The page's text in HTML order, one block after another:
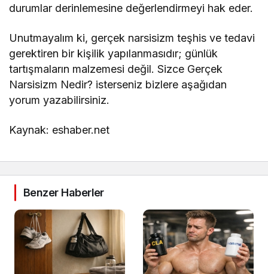
durumlar derinlemesine değerlendirmeyi hak eder.
Unutmayalım ki, gerçek narsisizm teşhis ve tedavi
gerektiren bir kişilik yapılanmasıdır; günlük
tartışmaların malzemesi değil. Sizce Gerçek
Narsisizm Nedir? isterseniz bizlere aşağıdan
yorum yazabilirsiniz.
Kaynak: eshaber.net
Benzer Haberler